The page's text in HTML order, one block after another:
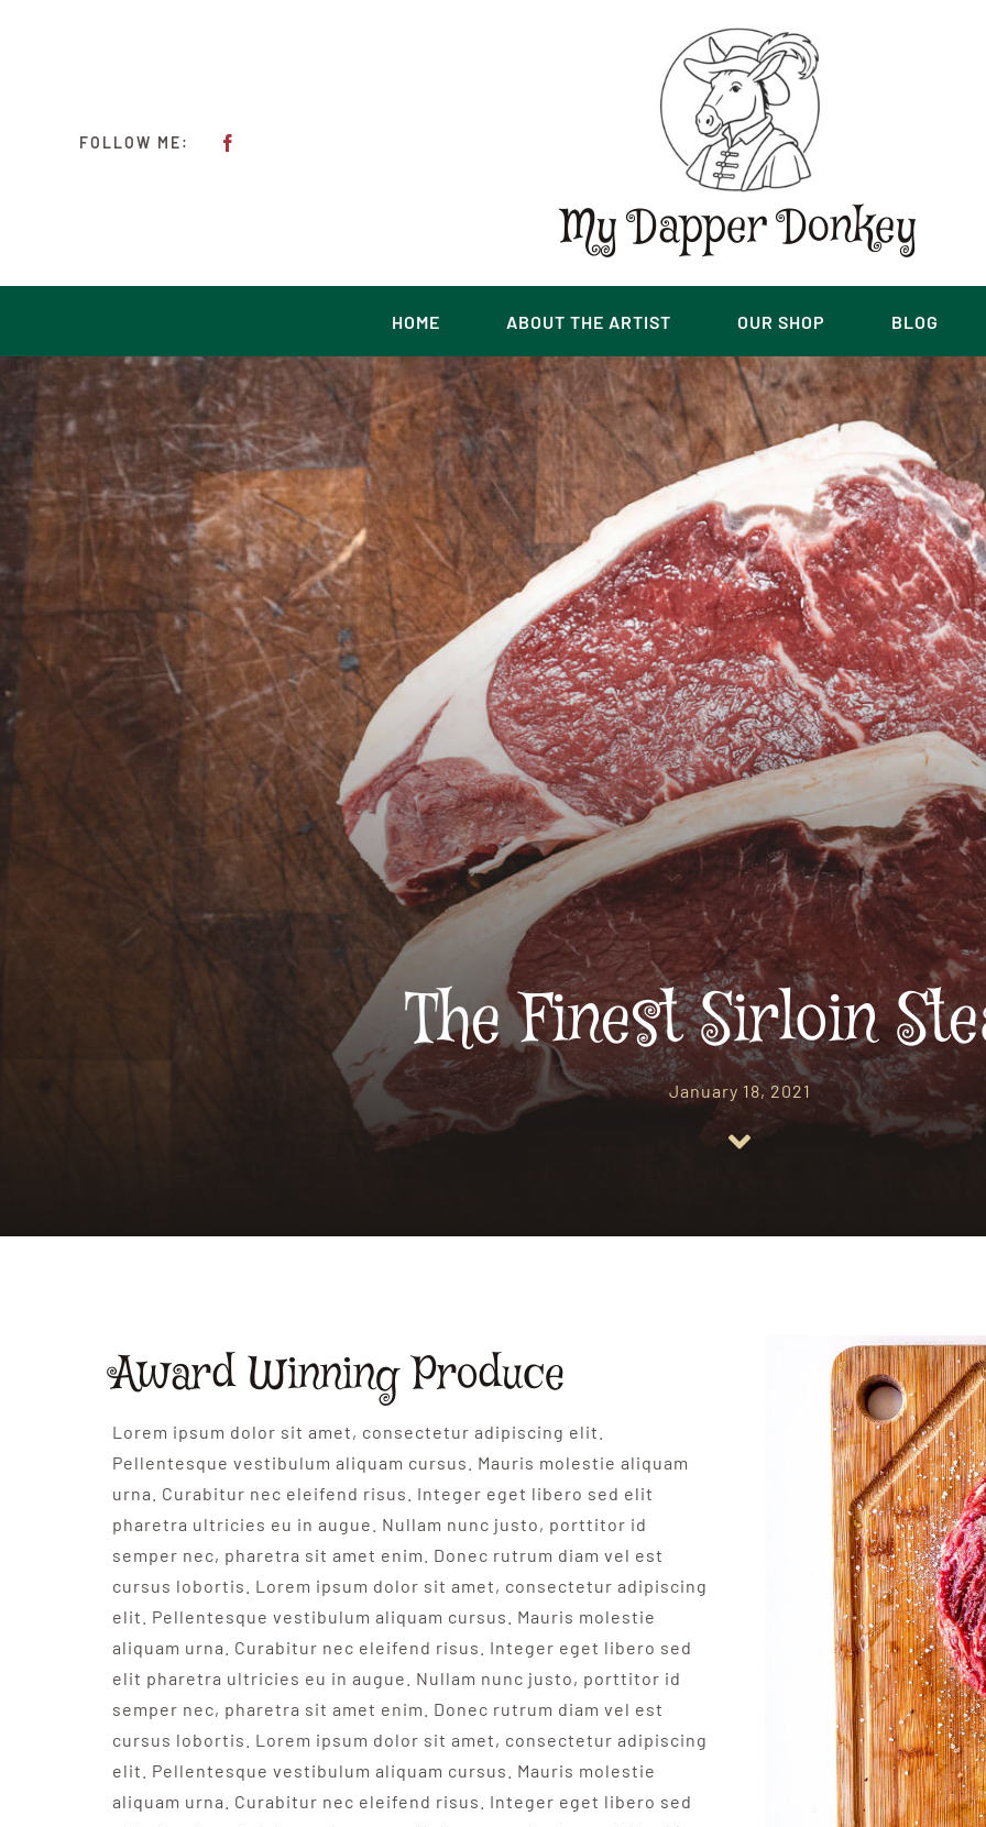
FOLLOW ME:
My Dapper Donkey
HOME ABOUT THE ARTIST OUR SHOP BLOG
The Finest Sirloin
January 18, 2021
Award Winning Produce
Lorem ipsum dolor sit amet, consectetur adipiscing elit.
Pellentesque vestibulum aliquam cursus. Mauris molestie aliquam
urna. Curabitur nec eleifend risus. Integer eget libero sed elit
pharetra ultricies eu in augue. Nullam nunc justo, porttitor id
semper nec, pharetra sit amet enim. Donec rutrum diam vel est
cursus lobortis. Lorem ipsum dolor sit amet, consectetur adipiscing
elit. Pellentesque vestibulum aliquam cursus. Mauris molestie
aliquam urna. Curabitur nec eleifend risus. Integer eget libero sed
elit pharetra ultricies eu in augue. Nullam nunc justo, porttitor id
semper nec, pharetra sit amet enim. Donec rutrum diam vel est
cursus lobortis. Lorem ipsum dolor sit amet, consectetur adipiscing
elit. Pellentesque vestibulum aliquam cursus. Mauris molestie
aliquam urna. Curabitur nec eleifend risus. Integer eget libero sed